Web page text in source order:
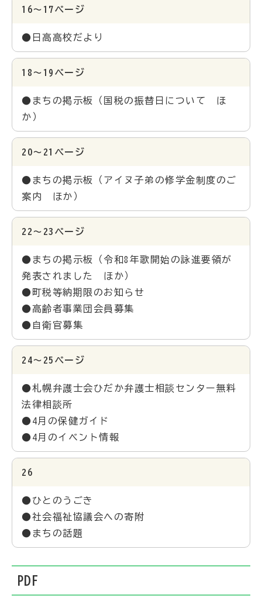
16～17ページ
●日高高校だより
18～19ページ
●まちの掲示板（国税の振替日について ほ
か）
20～21ページ
●まちの掲示板（アイヌ子弟の修学金制度のご
案内 ほか）
22～23ページ
●まちの掲示板（令和8年歌開始の詠進要領が
発表されました ほか）
●町税等納期限のお知らせ
●高齢者事業団会員募集
●自衛官募集
24～25ページ
●札幌弁護士会ひだか弁護士相談センター無料
法律相談所
●4月の保健ガイド
●4月のイベント情報
26
●ひとのうごき
●社会福祉協議会への寄附
●まちの話題
PDF